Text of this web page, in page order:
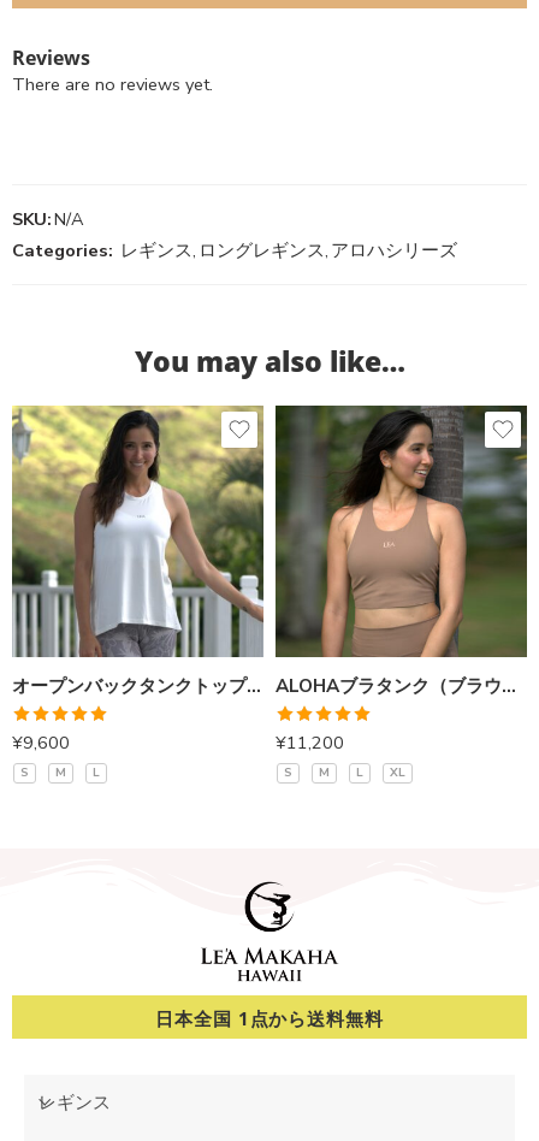
Reviews
There are no reviews yet.
SKU:N/A
Categories: レギンス, ロングレギンス, アロハシリーズ
You may also like…
オープンバックタンクトップ（オフホワイト）
5段階中
5.00の評価
¥9,600
S M L
ALOHAブラタンク（ブラウン）
5段階中
5.00の評価
¥11,200
S M L XL
日本全国 1点から送料無料
レギンス